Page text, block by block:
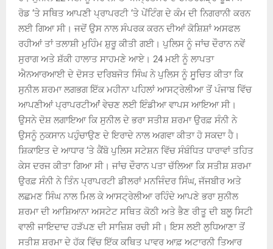
ਰੋਡ ‘ਤੇ ਸਥਿਤ ਆਪਣੀ ਪ੍ਰਾਪਰਟੀ ‘ਤੇ ਪੇਂਟਿੰਗ ਦੇ ਕੰਮ ਦੀ ਨਿਗਰਾਨੀ ਕਰਨ
ਲਈ ਗਿਆ ਸੀ। ਜਦੋਂ ਉਸ ਨਾਲ ਸੰਪਰਕ ਕਰਨ ਦੀਆਂ ਕੋਸ਼ਿਸ਼ਾਂ ਅਸਫਲ
ਰਹੀਆਂ ਤਾਂ ਤਲਾਸ਼ੀ ਮੁਹਿੰਮ ਸ਼ੁਰੂ ਕੀਤੀ ਗਈ। ਪੁਲਿਸ ਨੂੰ ਜਾਂਚ ਦੌਰਾਨ ਨਵੇਂ
ਸੁਰਾਗ ਅਤੇ ਸ਼ੱਕੀ ਹਾਲਾਤ ਸਾਹਮਣੇ ਆਏ। 24 ਮਈ ਨੂੰ ਲਾਪਤਾ
ਐਨਆਰਆਈ ਦੇ ਦੋਸਤ ਦਰਿਬਜੋਤ ਸਿੰਘ ਨੇ ਪੁਲਿਸ ਨੂੰ ਸੂਚਿਤ ਕੀਤਾ ਕਿ
ਸੁਨੀਲ ਸ਼ਰਮਾ ਲਗਭਗ ਇੱਕ ਮਹੀਨਾ ਪਹਿਲਾਂ ਆਸਟ੍ਰੇਲੀਆ ਤੋਂ ਪੰਜਾਬ ਵਿੱਚ
ਆਪਣੀਆਂ ਪ੍ਰਾਪਰਟੀਆਂਂ ਵੇਚਣ ਲਈ ਇੰਡੀਆ ਵਾਪਸ ਆਇਆ ਸੀ।
ਉਸਨੇ ਦੋਸ਼ ਲਗਾਇਆ ਕਿ ਸੁਨੀਲ ਦੇ ਭਰਾ ਸਤੀਸ਼ ਸ਼ਰਮਾ ਉਰਫ਼ ਸੰਨੀ ਨੇ
ਉਸਨੂੰ ਨੁਕਸਾਨ ਪਹੁੰਚਾਉਣ ਦੇ ਇਰਾਦੇ ਨਾਲ ਅਗਵਾ ਕੀਤਾ ਹੋ ਸਕਦਾ ਹੈ।
ਸ਼ਿਕਾਇਤ ਦੇ ਆਧਾਰ ‘ਤੇ ਕੈਂਬੋ ਪੁਲਿਸ ਸਟੇਸ਼ਨ ਵਿੱਚ ਸੰਬੰਧਿਤ ਧਾਰਾਵਾਂ ਤਹਿਤ
ਕੇਸ ਦਰਜ ਕੀਤਾ ਗਿਆ ਸੀ। ਜਾਂਚ ਦੌਰਾਨ ਪਤਾ ਚੱਲਿਆ ਕਿ ਸਤੀਸ਼ ਸ਼ਰਮਾ
ਉਰਫ਼ ਸੰਨੀ ਨੇ ਤਿੰਨ ਪ੍ਰਾਪਰਟੀ ਡੀਲਰਾਂ ਮਨਜਿੰਦਰ ਸਿੰਘ, ਜੱਜਬੀਰ ਅਤੇ
ਲਛਮਣ ਸਿੰਘ ਨਾਲ ਮਿਲ ਕੇ ਆਸਟ੍ਰੇਲੀਆ ਰਹਿੰਦੇ ਆਪਣੇ ਭਰਾ ਸੁਨੀਲ
ਸ਼ਰਮਾ ਦੀ ਆਸ਼ਿਆਨਾ ਅਸਟੇਟ ਸਥਿਤ ਕੋਠੀ ਅਤੇ ਭੈਣ ਰੀਤੂ ਦੀ ਬਲੂ ਸਿਟੀ
ਵਾਲੀ ਜਾਇਦਾਦ ਹੜੱਪਣ ਦੀ ਸਾਜ਼ਿਸ਼ ਰਚੀ ਸੀ। ਇਸ ਲਈ ਲੁਧਿਆਣਾ ਤੋਂ
ਸਤੀਸ਼ ਸ਼ਰਮਾ ਦੇ ਹੱਕ ਵਿੱਚ ਇੱਕ ਕਥਿਤ ਪਾਵਰ ਆਫ਼ ਅਟਾਰਨੀ ਤਿਆਰ